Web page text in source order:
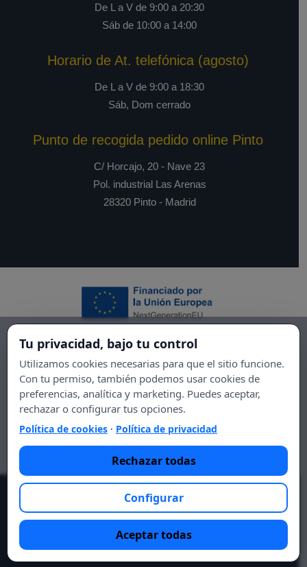
De L a V de 9:00 a 20:30
Sáb de 10:00 a 14:00
Horario de At. telefónica (agosto)
De L a V de 9:00 a 18:30
Sáb, Dom cerrado
Punto de recogida pedido online Pinto
C/ Horcajo, 20 - Nave 23
Pol. industrial Las Arenas
28320 Pinto - Madrid
Lo esencial es tu salud, lo esencial
eres tú.
Política de privacidad
Tu privacidad, bajo tu control
Utilizamos cookies necesarias para que el sitio funcione.
Con tu permiso, también podemos usar cookies de
preferencias, analítica y marketing. Puedes aceptar,
rechazar o configurar tus opciones.
Política de cookies · Política de privacidad
Rechazar todas
Configurar
Aceptar todas